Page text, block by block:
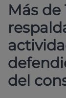
Más de
del